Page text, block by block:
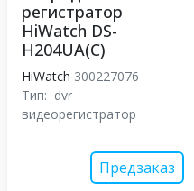
регистратор
HiWatch DS-
H204UA(С)
HiWatch 300227076
Тип: dvr
видеорегистратор
Предзаказ